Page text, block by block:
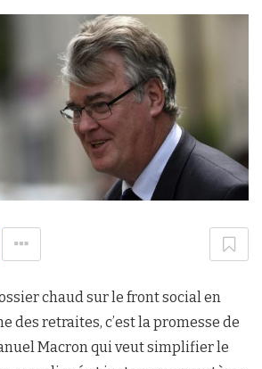
chaud sur le front social en
des retraites, c’est la promesse de
Macron qui veut simplifier le